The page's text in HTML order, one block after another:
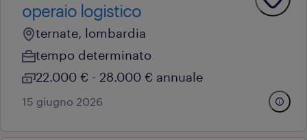
operaio logistico
ternate, lombardia
tempo determinato
22.000 € - 28.000 € annuale
15 giugno 2026